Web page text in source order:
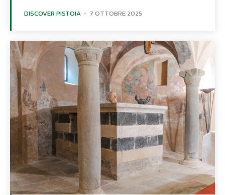
DISCOVER PISTOIA - 7 OTTOBRE 2025